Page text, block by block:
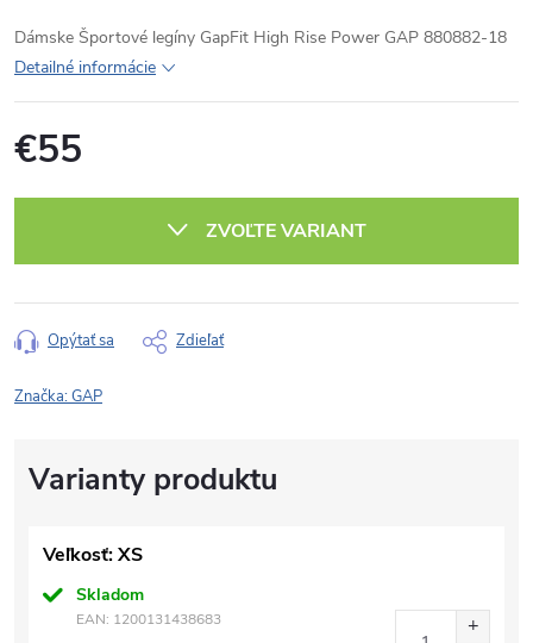
Dámske Športové legíny GapFit High Rise Power GAP 880882-18
Detailné informácie
€55
ZVOĽTE VARIANT
Opýtať sa Zdieľať
Značka:GAP
Veľkosť: XS
Skladom
EAN: 1200131438683